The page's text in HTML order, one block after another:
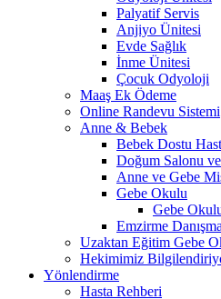
Palyatif Servis
Anjiyo Ünitesi
Evde Sağlık
İnme Ünitesi
Çocuk Odyoloji
Maaş Ek Ödeme
Online Randevu Sistemi
Anne & Bebek
Bebek Dostu
Doğum Salonu
Anne ve Gebe
Gebe Okulu
Gebe
Emzirme
Uzaktan Eğitim Gebe
Hekimimiz
Yönlendirme
Hasta Rehberi